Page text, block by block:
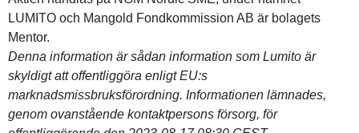
LUMITO och Mangold Fondkommission AB är bolagets
Mentor.
Denna information är sådan information som Lumito är
skyldigt att offentliggöra enligt EU:s
marknadsmissbruksförordning. Informationen lämnades,
genom ovanstående kontaktpersons försorg, för